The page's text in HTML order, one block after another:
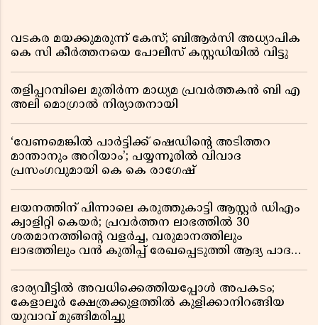
വടകര മയക്കുമരുന്ന് കേസ്; ബിആർസി അധ്യാപിക
കെ സി കീർത്തനയെ പോലീസ് കസ്റ്റഡിയിൽ വിട്ടു
തളിപ്പറമ്പിലെ മുതിർന്ന മാധ്യമ പ്രവർത്തകൻ ബി എ
അലി മൊഗ്രാൽ നിര്യാതനായി
‘വേണമെങ്കിൽ പാർട്ടിക്ക് ഷെഡിൻ്റെ അടിത്തറ
മാന്താനും അറിയാം’; പയ്യന്നൂരിൽ വിവാദ
പ്രസംഗവുമായി കെ കെ രാഗേഷ്
ലയനത്തിന് പിന്നാലെ കരുത്തുകാട്ടി ആസ്റ്റർ ഡിഎം
ക്വാളിറ്റി കെയർ; പ്രവർത്തന ലാഭത്തിൽ 30
ശതമാനത്തിൻ്റെ വളർച്ച, വരുമാനത്തിലും
ലാഭത്തിലും വൻ കുതിപ്പ് രേഖപ്പെടുത്തി ആദ്യ പാദ
ഭാര്യവീട്ടിൽ അവധിക്കെത്തിയപ്പോൾ അപകടം;
കേളാലൂർ ക്ഷേത്രക്കുളത്തിൽ കുളിക്കാനിറങ്ങിയ
യുവാവ് മുങ്ങിമരിച്ചു